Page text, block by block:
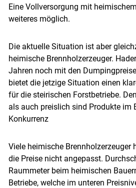
Eine Vollversorgung mit
weiteres möglich.
Die aktuelle Situation ist aber
heimische Brennholzerzeuger.
Jahren noch mit den
bietet die jetzige Situation einen
für die steirischen Forstbetriebe.
als auch preislich sind Produkte im
Konkurrenz
Viele heimische Brennholzerzeuger
die Preise nicht angepasst.
Raummeter beim heimischen
Betriebe, welche im unteren